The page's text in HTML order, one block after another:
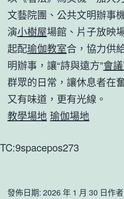
文藝院團、公共文明辦事
演小樹屋場館、片子放映
起配瑜伽教室合，協力供
明辦事，讓“詩與遠方”會
群眾的日常，讓休息者在
又有味道，更有光線。
教學場地 瑜伽場地
TC:9spacepos273
發佈日期: 2026 年 1 月 30 日作